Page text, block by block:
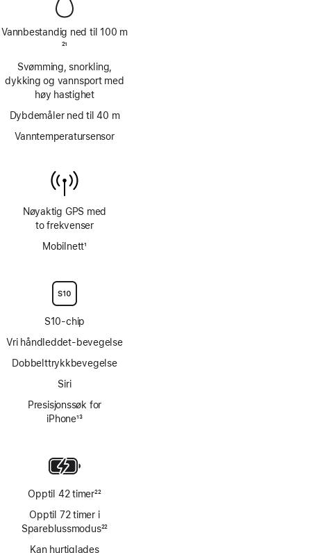
Vannbestandig ned til 100 m
21
Svømming, snorkling,
dykking og vannsport med
høy hastighet
Dybdemåler ned til 40 m
Vanntemperatursensor
Nøyaktig GPS med
to frekvenser
Mobilnett1
S10-chip
Vri håndleddet-bevegelse
Dobbelttrykkbevegelse
Siri
Presisjonssøk for
iPhone13
Opptil 42 timer22
Opptil 72 timer i
Spareblussmodus22
Kan hurtiglades